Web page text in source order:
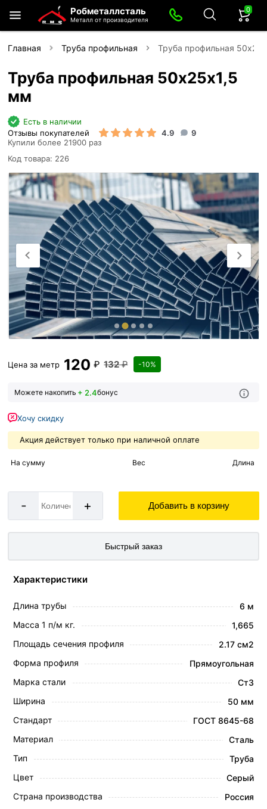
Робметаллсталь
Металл от производителя
0
Главная Труба профильная Труба профильная
Труба профильная 50х25х1,5
мм
Есть в наличии
Отзывы покупателей
4.9
9
Купили более 21900 раз
Код товара: 226
Цена за метр 120 ₽ 132₽ -10%
Можете накопить + 2.4бонус
Хочу скидку
Акция действует только при наличной оплате
На сумму Вес Длина
- + Добавить в корзину
Быстрый заказ
Характеристики
Длина трубы
6 м
Масса 1 п/м кг.
1,665
Площадь сечения профиля
2.17 см2
Форма профиля
Прямоугольная
Марка стали
Ст3
Ширина
50 мм
Стандарт
ГОСТ 8645-68
Материал
Сталь
Тип
Труба
Цвет
Серый
Страна производства
Россия